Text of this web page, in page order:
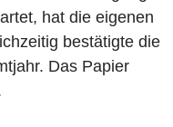
hat die eigenen
bestätigte die
Das Papier